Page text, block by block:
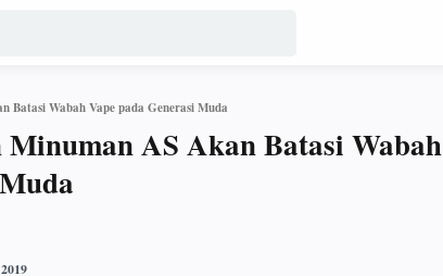
Batasi Wabah Vape pada Generasi Muda
AS Akan Batasi Wabah